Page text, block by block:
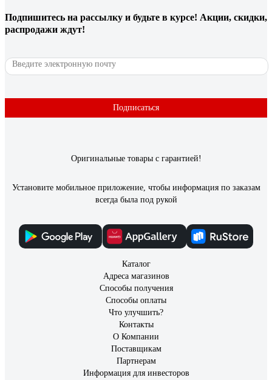
За небольшие деньги напоминает эпоксидную краску, только
обращаться с ней проще, сохнет быстрее.
41 отзыв
BW; 0,75 л) 5327289
Подпишитесь на рассылку и будьте в курсе! Акции, скидки,
распродажи ждут!
Подписаться
Оригинальные товары с гарантией!
Установите мобильное приложение, чтобы информация по заказам
всегда была под рукой
Каталог
Адреса магазинов
Способы получения
Способы оплаты
Что улучшить?
Контакты
О Компании
Поставщикам
Партнерам
Информация для инвесторов